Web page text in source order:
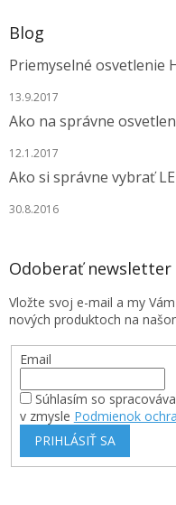
Blog
Priemyselné osvetlenie
13.9.2017
Ako na správne
12.1.2017
Ako si správne vybrať
30.8.2016
Odoberať newsletter
Vložte svoj e-mail a my
nových produktoch na
Email
Súhlasím so
v zmysle Podmienok
PRIHLÁSIŤ SA